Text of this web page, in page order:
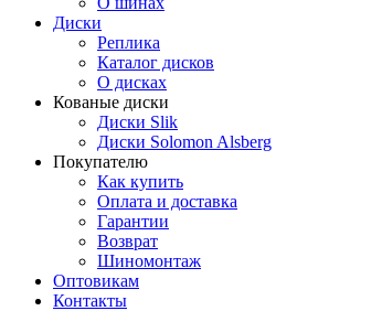
Диски
Реплика
Каталог дисков
О дисках
Кованые диски
Диски Slik
Диски Solomon Alsberg
Покупателю
Как купить
Оплата и доставка
Гарантии
Возврат
Шиномонтаж
Оптовикам
Контакты